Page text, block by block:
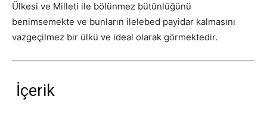
Ülkesi ve Milleti ile bölünmez bütünlüğünü
benimsemekte ve bunların ilelebed payidar kalmasını
vazgeçilmez bir ülkü ve ideal olarak görmektedir.
İçerik